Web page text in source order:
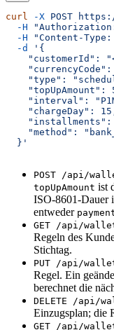
curl -X POST
  -H
  -H
"Content-
  -d
'{
"customerId":
"currencyCode":
"type":
"topUpAmount":
"interval":
"chargeDay":
"installments":
"method":
  }'
POST /api/
topUpAmount ist
ISO-8601-Dauer
entweder
GET /api/
Regeln des
Stichtag.
PUT /api/
Regel. Ein
berechnet die
DELETE /api/
Einzugsplan; die
GET /api/